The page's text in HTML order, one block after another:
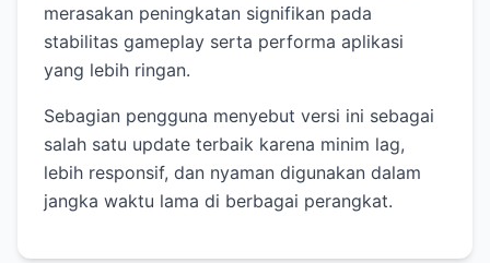
merasakan peningkatan signifikan pada
stabilitas gameplay serta performa aplikasi
yang lebih ringan.
Sebagian pengguna menyebut versi ini sebagai
salah satu update terbaik karena minim lag,
lebih responsif, dan nyaman digunakan dalam
jangka waktu lama di berbagai perangkat.